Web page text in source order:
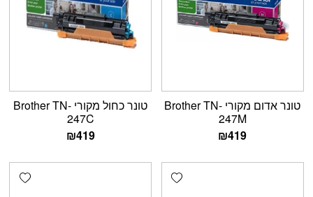
טונר אדום מקורי Brother TN-
247M
₪419
טונר כחול מקורי Brother TN-
247C
₪419
Add wishlist